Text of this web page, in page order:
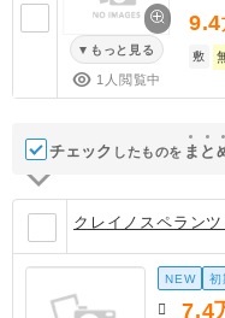
もっと見る
1人閲覧中
9.4
敷
チェック したものを ま と
クレイノスペラン
NEW 初
7.4